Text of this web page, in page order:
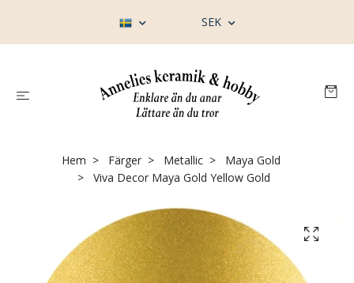
SEK
Hem Färger Metallic
Maya Gold
Viva Decor Maya Gold Yellow Gold